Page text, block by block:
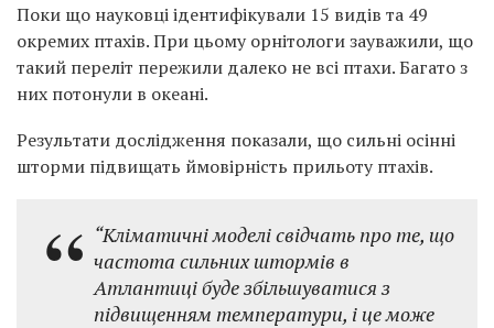
Поки що науковці ідентифікували 15 видів та 49
окремих птахів. При цьому орнітологи зауважили, що
такий переліт пережили далеко не всі птахи. Багато з
них потонули в океані.
Результати дослідження показали, що сильні осінні
шторми підвищать ймовірність прильоту птахів.
“Кліматичні моделі свідчать про те, що
частота сильних штормів в
Атлантиці буде збільшуватися з
підвищенням температури, і це може